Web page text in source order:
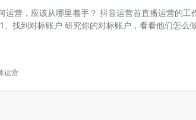
运营，应该从哪里着手？ 抖音运营首直播运营的工
、找到对标账户 研究你的对标账户，看看他们怎么
运营